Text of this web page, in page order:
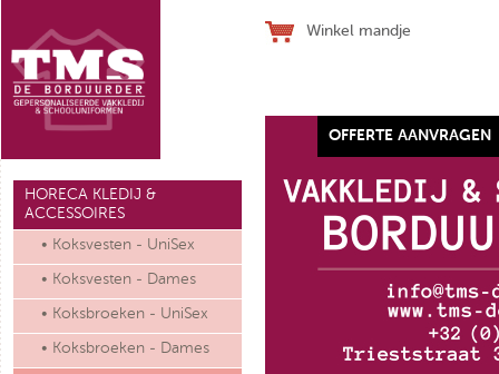
Winkel mandje
HORECA KLEDIJ &
ACCESSOIRES
• Koksvesten - UniSex
• Koksvesten - Dames
• Koksbroeken - UniSex
• Koksbroeken - Dames
OFFERTE AANVRAGEN
Werkhandschoen SJ ALLFLEX